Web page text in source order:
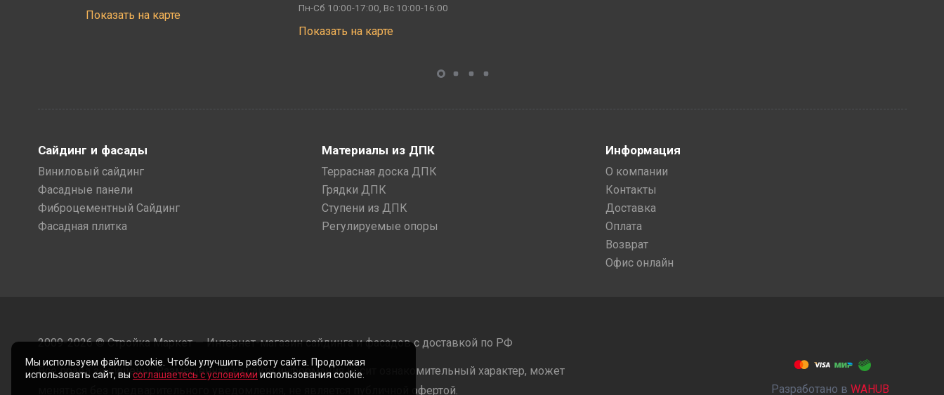
Показать на карте
Пн-Сб 10:00-17:00, Вс 10:00-16:00
Показать на карте
Сайдинг и фасады
Виниловый сайдинг
Фасадные панели
Фиброцементный Сайдинг
Фасадная плитка
Материалы из ДПК
Террасная доска ДПК
Грядки ДПК
Ступени из ДПК
Регулируемые опоры
Информация
О компании
Контакты
Доставка
Оплата
Возврат
Офис онлайн
2009-2026 © Стройка Маркет — Интернет-магазин сайдинга и фасадов с доставкой по РФ
Все права защищены. Размещенная на сайте информация носит ознакомительный характер, может
меняться без предварительного уведомления, не является публичной офертой.
Разработано вWAHUB
Мы используем файлы cookie. Чтобы улучшить работу сайта. Продолжая
использовать сайт, вы соглашаетесь с условиями использования cookie.